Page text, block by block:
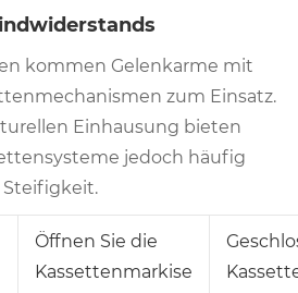
kommen Gelenkarme mit
zum Einsatz.
Einhausung bieten
jedoch häufig
Öffnen Sie die
Kassettenmarkise